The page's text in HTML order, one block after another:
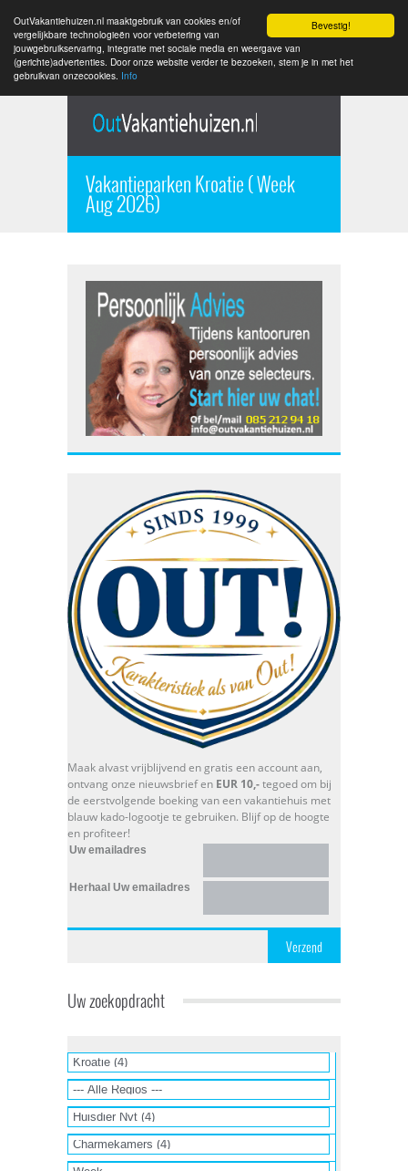
Bevestig!
OutVakantiehuizen.nl maaktgebruik van cookies en/of
vergelijkbare technologieën voor verbetering van
jouwgebruikservaring, integratie met sociale media en weergave van
(gerichte)advertenties. Door onze website verder te bezoeken, stem je in met het
gebruikvan onzecookies. Info
Vakantieparken Kroatie ( Week
Aug 2026)
Maak alvast vrijblijvend en gratis een account aan,
ontvang onze nieuwsbrief en EUR 10,-tegoed om bij
de eerstvolgende boeking van een vakantiehuis met
blauw kado-logootje te gebruiken. Blijf op de hoogte
en profiteer!
Uw emailadres
Herhaal Uw emailadres
Verzend
Uw zoekopdracht